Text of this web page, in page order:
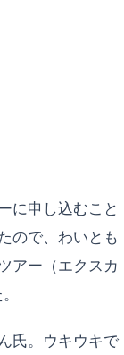
に申し込むこと
ので、わいとも
アー（エクスカ
氏。ウキウキで